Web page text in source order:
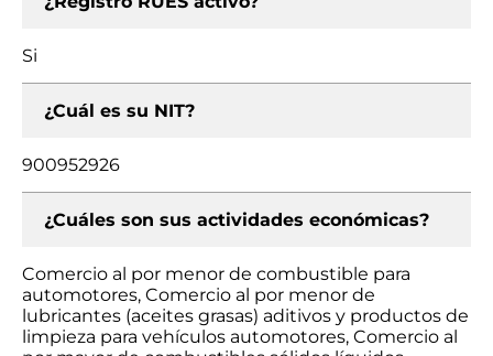
Si
¿Cuál es su NIT?
900952926
¿Cuáles son sus actividades económicas?
Comercio al por menor de combustible para
automotores, Comercio al por menor de
lubricantes (aceites grasas) aditivos y productos de
limpieza para vehículos automotores, Comercio al